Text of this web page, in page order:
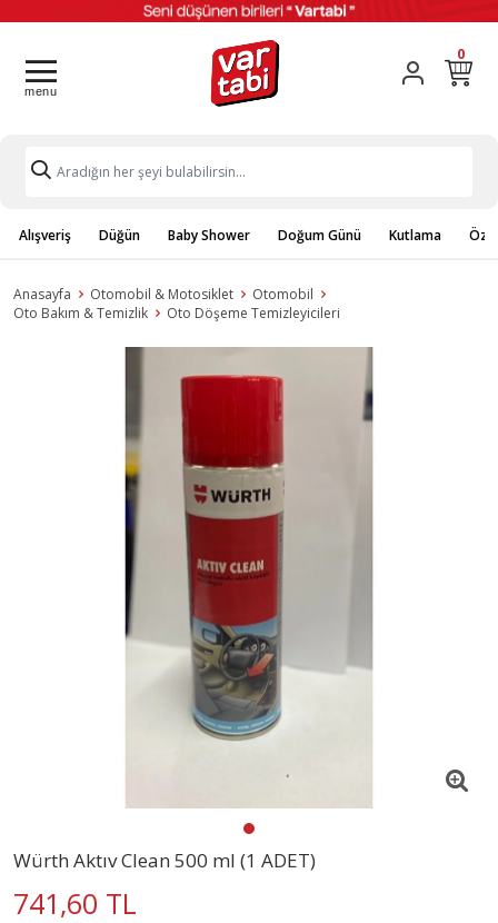
0
Alışveriş Düğün Baby Shower Doğum Günü Kutlama
Anasayfa Otomobil & Motosiklet
Otomobil
Oto Bakım & Temizlik
Oto Döşeme Temizleyicileri
Würth Aktıv Clean 500 ml (1 ADET)
741,60 TL